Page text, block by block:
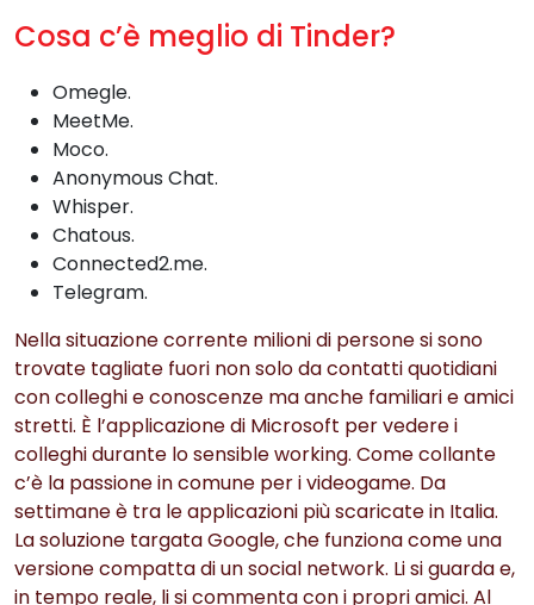
Cosa c’è meglio di Tinder?
Omegle.
MeetMe.
Moco.
Anonymous Chat.
Whisper.
Chatous.
Connected2.me.
Telegram.
Nella situazione corrente milioni di persone si sono
trovate tagliate fuori non solo da contatti quotidiani
con colleghi e conoscenze ma anche familiari e amici
stretti. È l’applicazione di Microsoft per vedere i
colleghi durante lo sensible working. Come collante
c’è la passione in comune per i videogame. Da
settimane è tra le applicazioni più scaricate in Italia.
La soluzione targata Google, che funziona come una
versione compatta di un social network. Li si guarda e,
in tempo reale, li si commenta con i propri amici. Al